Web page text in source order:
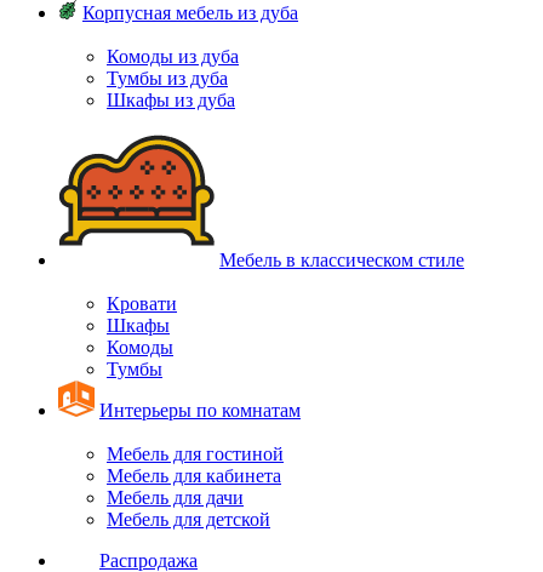
Корпусная мебель из дуба
Комоды из дуба
Тумбы из дуба
Шкафы из дуба
Мебель в классическом стиле
Кровати
Шкафы
Комоды
Тумбы
Интерьеры по комнатам
Мебель для гостиной
Мебель для кабинета
Мебель для дачи
Мебель для детской
Распродажа